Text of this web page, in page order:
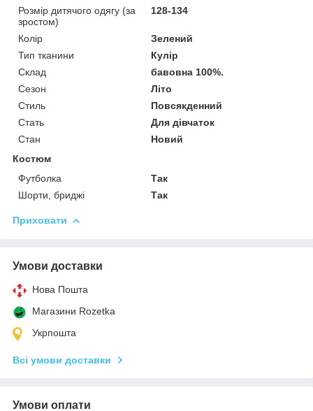
Розмір дитячого одягу (за
зростом)
128-134
Колір
Зелений
Тип тканини
Кулір
Склад
бавовна 100%.
Сезон
Літо
Стиль
Повсякденний
Стать
Для дівчаток
Стан
Новий
Костюм
Футболка
Так
Шорти, бриджі
Так
Приховати
Умови доставки
Нова Пошта
Магазини Rozetka
Укрпошта
Всі умови доставки
Умови оплати